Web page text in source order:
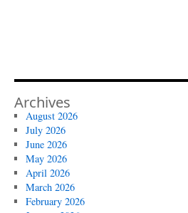
Archives
August 2026
July 2026
June 2026
May 2026
April 2026
March 2026
February 2026